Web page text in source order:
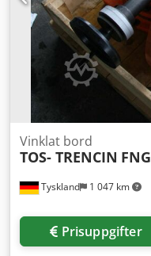
Tyskland 1 047 km
Vinklat bord
TOS- TRENCIN FNG
Prisuppgifter